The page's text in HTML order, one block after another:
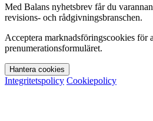
Med Balans nyhetsbrev får du
revisions- och rådgivningsbranschen.
Acceptera marknadsföringscookies för
prenumerationsformuläret.
Hantera cookies
Integritetspolicy Cookiepolicy